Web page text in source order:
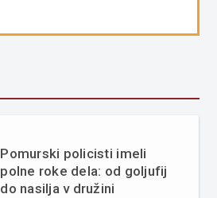
Pomurski policisti imeli
polne roke dela: od goljufij
do nasilja v družini